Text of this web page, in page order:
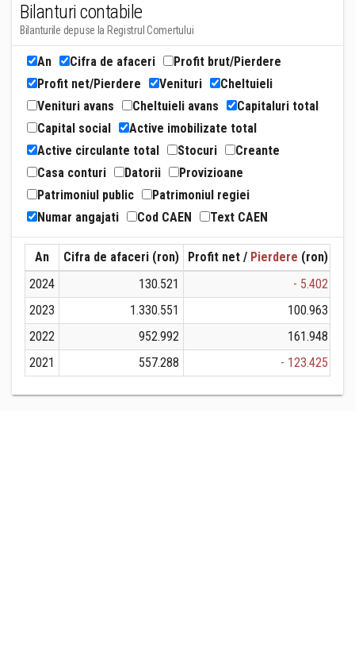
Bilanturi contabile
Bilanturile depuse la Registrul Comertului
An Cifra de afaceri
Profit brut/Pierdere
Profit net/Pierdere
Venituri
Cheltuieli
Venituri avans
Cheltuieli avans
Capitaluri total
Capital social
Active imobilizate total
Active circulante total
Stocuri
Creante
Casa conturi
Datorii
Provizioane
Patrimoniul public
Patrimoniul regiei
Numar angajati
Cod CAEN Text CAEN
An Cifra de afaceri (ron) Profit net / Pierdere (ron)
2024
130.521
- 5.402
2023
1.330.551
100.963
2022
952.992
161.948
2021
557.288 - 123.425